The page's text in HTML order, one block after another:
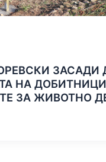
ЗАСАДИ
НА
ЗА ЖИВОТНО